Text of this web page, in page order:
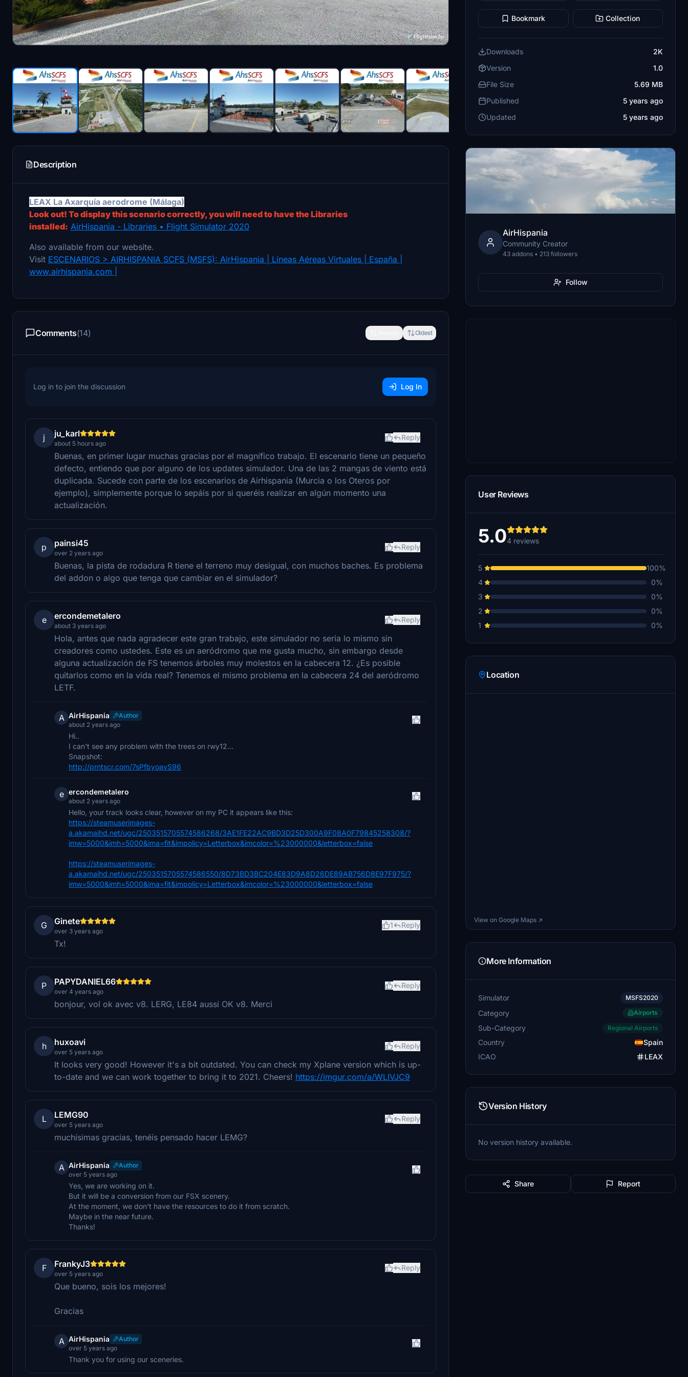
Description
LEAX La Axarquía aerodrome (Málaga)
Look out! To display this scenario correctly, you will need to have the Libraries
installed: AirHispania - Libraries • Flight Simulator 2020
Also available from our website.
Visit ESCENARIOS > AIRHISPANIA SCFS (MSFS): AirHispania | Líneas Aéreas Virtuales | España |
www.airhispania.com |
Comments(14) Oldest
Log in to join the discussion Log In
j ju_karl
about 5 hours ago
Reply
Buenas, en primer lugar muchas gracias por el magnífico trabajo. El escenario tiene un pequeño
defecto, entiendo que por alguno de los updates simulador. Una de las 2 mangas de viento está
duplicada. Sucede con parte de los escenarios de Airhispania (Murcia o los Oteros por
ejemplo), simplemente porque lo sepáis por si queréis realizar en algún momento una
actualización.
p painsi45
over 2 years ago
Reply
Buenas, la pista de rodadura R tiene el terreno muy desigual, con muchos baches. Es problema
del addon o algo que tenga que cambiar en el simulador?
e ercondemetalero
about 3 years ago
Reply
Hola, antes que nada agradecer este gran trabajo, este simulador no seria lo mismo sin
creadores como ustedes. Este es un aeródromo que me gusta mucho, sin embargo desde
alguna actualización de FS tenemos árboles muy molestos en la cabecera 12. ¿Es posible
quitarlos como en la vida real? Tenemos el mismo problema en la cabecera 24 del aeródromo
LETF.
A AirHispania
Author
about 2 years ago
Hi..
I can't see any problem with the trees on rwy12...
Snapshot:
http://prntscr.com/7sPfbyoavS96
e ercondemetalero
about 2 years ago
Hello, your track looks clear, however on my PC it appears like this:
https://steamuserimages-
a.akamaihd.net/ugc/2503515705574586268/3AE1FE22AC9BD3D25D300A9F08A0F79845258308/?
imw=5000&imh=5000&ima=fit&impolicy=Letterbox&imcolor=%23000000&letterbox=false
https://steamuserimages-
a.akamaihd.net/ugc/2503515705574586550/8D73BD3BC204E83D9A8D26DE89AB756D8E97F975/?
imw=5000&imh=5000&ima=fit&impolicy=Letterbox&imcolor=%23000000&letterbox=false
G Ginete
over 3 years ago
1 Reply
Tx!
P PAPYDANIEL66
over 4 years ago
Reply
bonjour, vol ok avec v8. LERG, LE84 aussi OK v8. Merci
h huxoavi
over 5 years ago
Reply
It looks very good! However it's a bit outdated. You can check my Xplane version which is up-
to-date and we can work together to bring it to 2021. Cheers! https://imgur.com/a/WLIVJC9
L LEMG90
over 5 years ago
Reply
muchísimas gracias, tenéis pensado hacer LEMG?
A AirHispania
Author
over 5 years ago
Yes, we are working on it.
But it will be a conversion from our FSX scenery.
At the moment, we don't have the resources to do it from scratch.
Maybe in the near future.
Thanks!
F FrankyJ3
over 5 years ago
Reply
Que bueno, sois los mejores!
Gracias
A AirHispania
Author
over 5 years ago
Thank you for using our sceneries.
Bookmark Collection
Downloads
2K
Version
1.0
File Size
5.69 MB
Published
5 years ago
Updated
5 years ago
AirHispania
Community Creator
43 addons • 213 followers
Follow
User Reviews
5.04 reviews
5
100%
4
0%
3
0%
2
0%
1
0%
Location
View on Google Maps ↗
More Information
Simulator MSFS2020
Category Airports
Sub-Category Regional Airports
Country
Spain
ICAO
LEAX
Version History
No version history available.
Share Report